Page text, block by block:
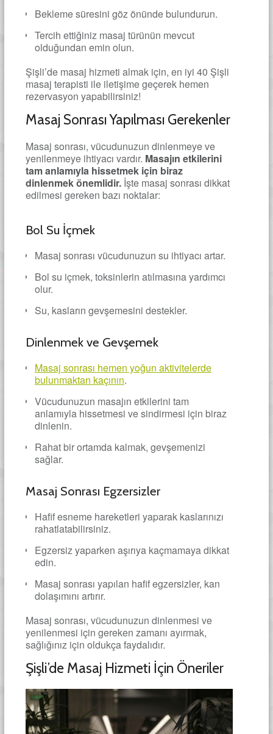
Bekleme süresini göz önünde bulundurun.
Tercih ettiğiniz masaj türünün mevcut
olduğundan emin olun.
Şişli’de masaj hizmeti almak için, en iyi 40 Şişli
masaj terapisti ile iletişime geçerek hemen
rezervasyon yapabilirsiniz!
Masaj Sonrası Yapılması Gerekenler
Masaj sonrası, vücudunuzun dinlenmeye ve
yenilenmeye ihtiyacı vardır. Masajın etkilerini
tam anlamıyla hissetmek için biraz
dinlenmek önemlidir.İşte masaj sonrası dikkat
edilmesi gereken bazı noktalar:
Bol Su İçmek
Masaj sonrası vücudunuzun su ihtiyacı artar.
Bol su içmek, toksinlerin atılmasına yardımcı
olur.
Su, kasların gevşemesini destekler.
Dinlenmek ve Gevşemek
Masaj sonrası hemen yoğun aktivitelerde
bulunmaktan kaçının.
Vücudunuzun masajın etkilerini tam
anlamıyla hissetmesi ve sindirmesi için biraz
dinlenin.
Rahat bir ortamda kalmak, gevşemenizi
sağlar.
Masaj Sonrası Egzersizler
Hafif esneme hareketleri yaparak kaslarınızı
rahatlatabilirsiniz.
Egzersiz yaparken aşırıya kaçmamaya dikkat
edin.
Masaj sonrası yapılan hafif egzersizler, kan
dolaşımını artırır.
Masaj sonrası, vücudunuzun dinlenmesi ve
yenilenmesi için gereken zamanı ayırmak,
sağlığınız için oldukça faydalıdır.
Şişli’de Masaj Hizmeti İçin Öneriler